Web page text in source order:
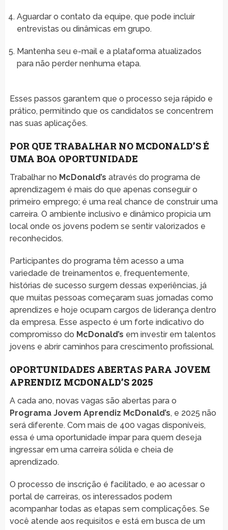
Aguardar o contato da equipe, que pode incluir
entrevistas ou dinâmicas em grupo.
Mantenha seu e-mail e a plataforma atualizados
para não perder nenhuma etapa.
Esses passos garantem que o processo seja rápido e
prático, permitindo que os candidatos se concentrem
nas suas aplicações.
POR QUE TRABALHAR NO MCDONALD’S É
UMA BOA OPORTUNIDADE
Trabalhar no McDonald’s através do programa de
aprendizagem é mais do que apenas conseguir o
primeiro emprego; é uma real chance de construir uma
carreira. O ambiente inclusivo e dinâmico propicia um
local onde os jovens podem se sentir valorizados e
reconhecidos.
Participantes do programa têm acesso a uma
variedade de treinamentos e, frequentemente,
histórias de sucesso surgem dessas experiências, já
que muitas pessoas começaram suas jornadas como
aprendizes e hoje ocupam cargos de liderança dentro
da empresa. Esse aspecto é um forte indicativo do
compromisso do McDonald’s em investir em talentos
jovens e abrir caminhos para crescimento profissional.
OPORTUNIDADES ABERTAS PARA JOVEM
APRENDIZ MCDONALD’S 2025
A cada ano, novas vagas são abertas para o
Programa Jovem Aprendiz McDonald’s, e 2025 não
será diferente. Com mais de 400 vagas disponíveis,
essa é uma oportunidade ímpar para quem deseja
ingressar em uma carreira sólida e cheia de
aprendizado.
O processo de inscrição é facilitado, e ao acessar o
portal de carreiras, os interessados podem
acompanhar todas as etapas sem complicações. Se
você atende aos requisitos e está em busca de um